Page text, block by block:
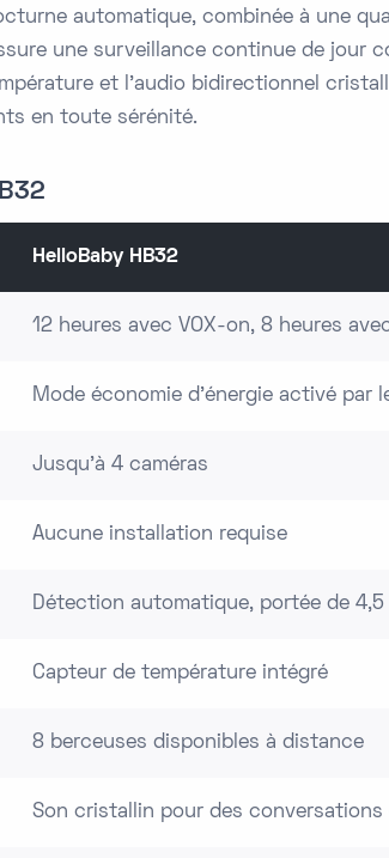
automatique, combinée à une
une surveillance continue de jour
et l'audio bidirectionnel
en toute sérénité.
HelloBaby HB32
12 heures avec VOX-on, 8 heures
Mode économie d'énergie activé par
Jusqu'à 4 caméras
Aucune installation requise
Détection automatique, portée de
Capteur de température intégré
8 berceuses disponibles à distance
Son cristallin pour des conversations